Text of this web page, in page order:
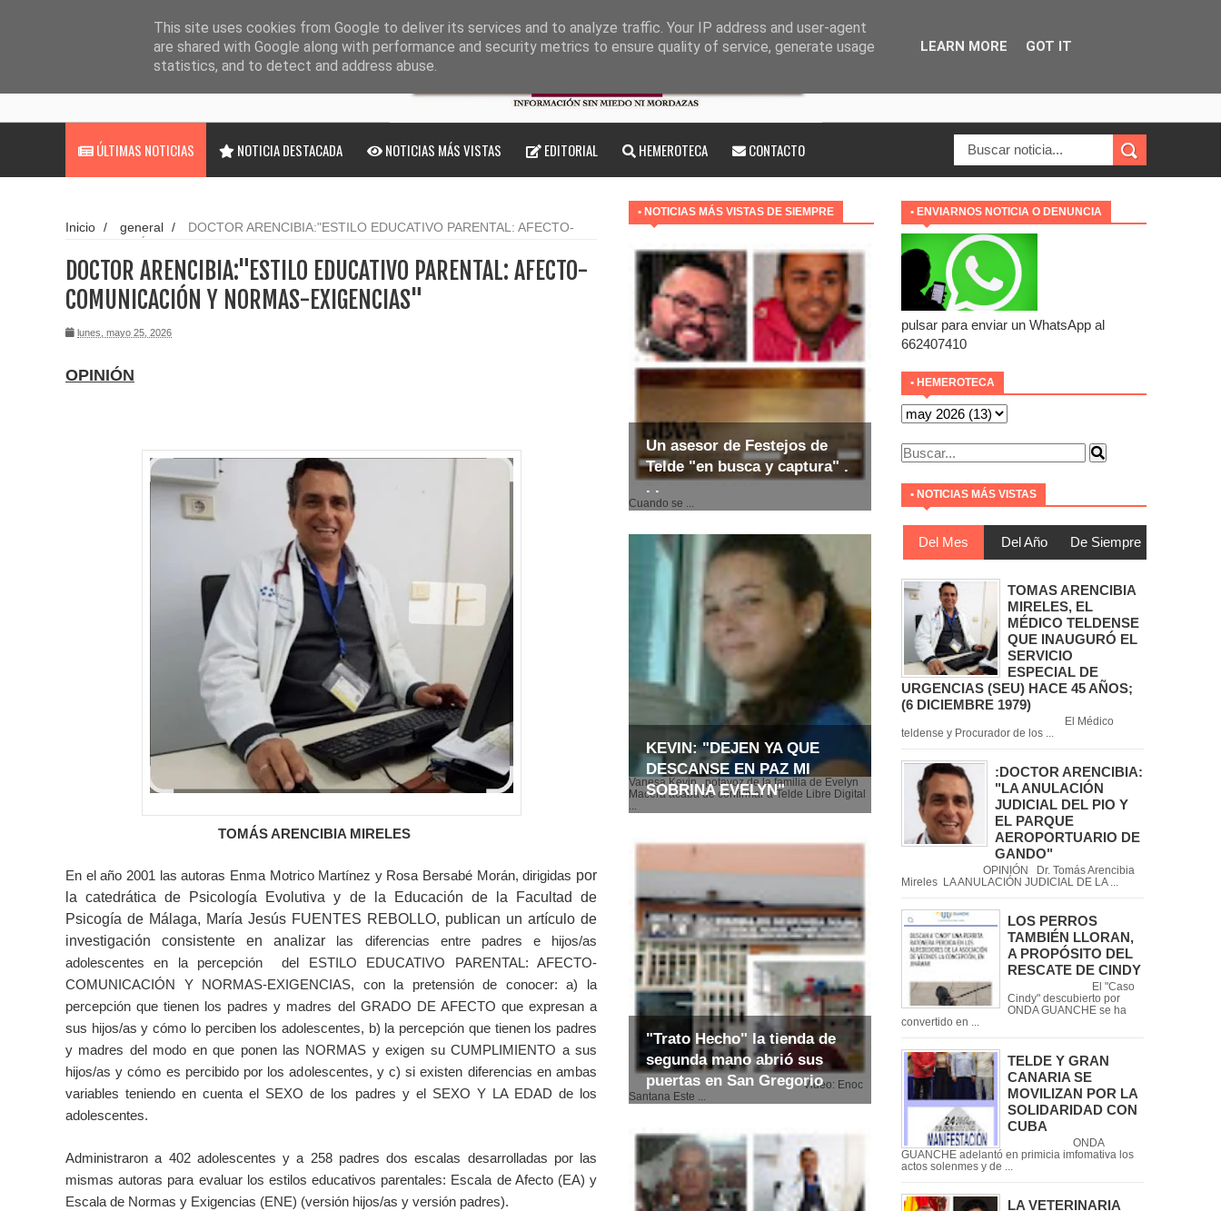
Cargando...
ÚLTIMAS NOTICIAS NOTICIA DESTACADA NOTICIAS MÁS VISTAS EDITORIAL HEMEROTECA CONTACTO
• NOTICIAS MÁS VISTAS DE SIEMPRE
Un asesor de Festejos de
Telde "en busca y captura" .
. .
Cuando se ...
KEVIN: "DEJEN YA QUE
DESCANSE EN PAZ MI
SOBRINA EVELYN"
Vanesa Kevin , potavoz de la familia de Evelyn
Macera acaba de confirmar a Telde Libre Digital
"Trato Hecho" la tienda de
segunda mano abrió sus
puertas en San Gregorio
Video: Enoc
Santana Este ...
Inicio / general /
DOCTOR ARENCIBIA:"ESTILO EDUCATIVO PARENTAL: AFECTO-
DOCTOR ARENCIBIA:"ESTILO EDUCATIVO PARENTAL: AFECTO-
COMUNICACIÓN Y NORMAS-EXIGENCIAS"
lunes, mayo 25, 2026
OPINIÓN
TOMÁS ARENCIBIA MIRELES
En el año 2001 las autoras Enma Motrico Martínez y Rosa Bersabé Morán, dirigidas por
la catedrática de Psicología Evolutiva y de la Educación de la Facultad de
Psicogía de Málaga, María Jesús FUENTES REBOLLO, publican un artículo de
investigación consistente en analizar las diferencias entre padres e hijos/as
adolescentes en la percepción del ESTILO EDUCATIVO PARENTAL: AFECTO-
COMUNICACIÓN Y NORMAS-EXIGENCIAS, con la pretensión de conocer: a) la
percepción que tienen los padres y madres del GRADO DE AFECTO que expresan a
sus hijos/as y cómo lo perciben los adolescentes, b) la percepción que tienen los padres
y madres del modo en que ponen las NORMAS y exigen su CUMPLIMIENTO a sus
hijos/as y cómo es percibido por los adolescentes, y c) si existen diferencias en ambas
variables teniendo en cuenta el SEXO de los padres y el SEXO Y LA EDAD de los
adolescentes.
Administraron a 402 adolescentes y a 258 padres dos escalas desarrolladas por las
mismas autoras para evaluar los estilos educativos parentales: Escala de Afecto (EA) y
Escala de Normas y Exigencias (ENE) (versión hijos/as y versión padres).
• ENVIARNOS NOTICIA O DENUNCIA
pulsar para enviar un WhatsApp al
662407410
• HEMEROTECA
• NOTICIAS MÁS VISTAS
Del Mes Del Año De Siempre
TOMAS ARENCIBIA
MIRELES, EL
MÉDICO TELDENSE
QUE INAUGURÓ EL
SERVICIO
ESPECIAL DE
URGENCIAS (SEU) HACE 45 AÑOS;
(6 DICIEMBRE 1979)
El Médico
teldense y Procurador de los ...
:DOCTOR ARENCIBIA:
"LA ANULACIÓN
JUDICIAL DEL PIO Y
EL PARQUE
AEROPORTUARIO DE
GANDO"
OPINIÓN Dr. Tomás Arencibia
Mireles LA ANULACIÓN JUDICIAL DE LA ...
LOS PERROS
TAMBIÉN LLORAN,
A PROPÓSITO DEL
RESCATE DE CINDY
El "Caso
Cindy" descubierto por
ONDA GUANCHE se ha
convertido en ...
TELDE Y GRAN
CANARIA SE
MOVILIZAN POR LA
SOLIDARIDAD CON
CUBA
ONDA
GUANCHE adelantó en primicia imfomativa los
actos solenmes y de ...
LA VETERINARIA
This site uses cookies from Google to deliver its services and to analyze traffic. Your IP address and user-agent
are shared with Google along with performance and security metrics to ensure quality of service, generate usage
statistics, and to detect and address abuse.
LEARN MORE GOT IT